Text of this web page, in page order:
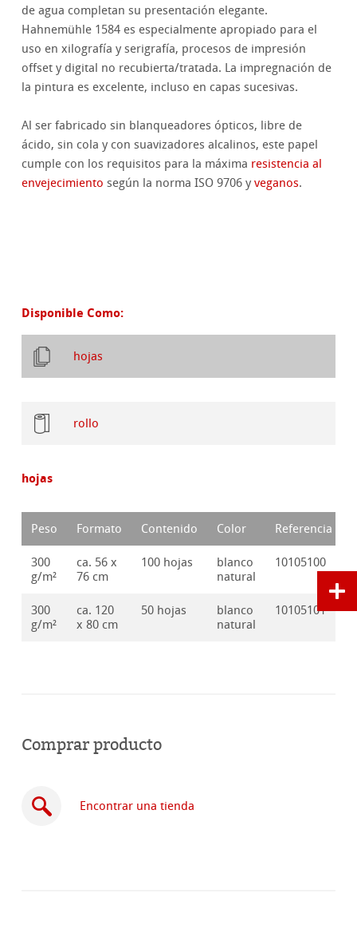
de agua completan su presentación elegante.
Hahnemühle 1584 es especialmente apropiado para el
uso en xilografía y serigrafía, procesos de impresión
offset y digital no recubierta/tratada. La impregnación de
la pintura es excelente, incluso en capas sucesivas.
Al ser fabricado sin blanqueadores ópticos, libre de
ácido, sin cola y con suavizadores alcalinos, este papel
cumple con los requisitos para la máxima resistencia al
envejecimiento según la norma ISO 9706 yveganos.
Disponible Como:
hojas
rollo
hojas
Peso Formato Contenido Color Referencia
300
g/m²
ca. 56 x
76 cm
100 hojas
blanco
natural
10105100
300
g/m²
ca. 120
x 80 cm
50 hojas
blanco
natural
10105101
Comprar producto
Encontrar una tienda